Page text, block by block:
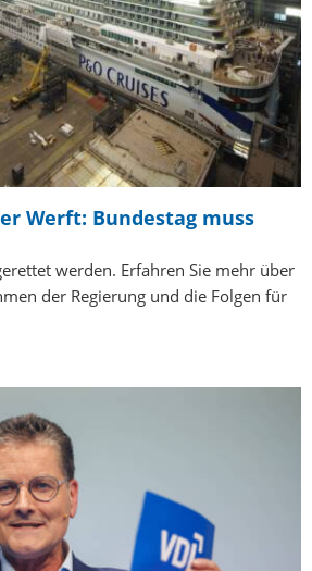
Werft: Bundestag muss
werden. Erfahren Sie mehr über
der Regierung und die Folgen für